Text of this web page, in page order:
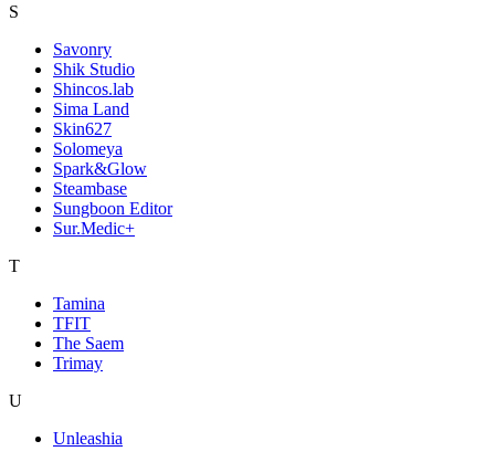
S
Savonry
Shik Studio
Shincos.lab
Sima Land
Skin627
Solomeya
Spark&Glow
Steambase
Sungboon Editor
Sur.Medic+
T
Tamina
TFIT
The Saem
Trimay
U
Unleashia